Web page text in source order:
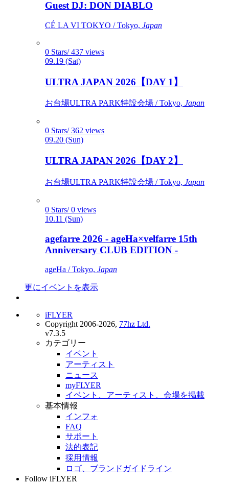
Guest DJ: DON DIABLO
CÉ LA VI TOKYO / Tokyo, Japan
0 Stars/ 437 views
09.19 (Sat)
ULTRA JAPAN 2026【DAY 1】
お台場ULTRA PARK特設会場 / Tokyo, Japan
0 Stars/ 362 views
09.20 (Sun)
ULTRA JAPAN 2026【DAY 2】
お台場ULTRA PARK特設会場 / Tokyo, Japan
0 Stars/ 0 views
10.11 (Sun)
agefarre 2026 - ageHa×velfarre 15th
Anniversary CLUB EDITION -
ageHa / Tokyo, Japan
更にイベントを表示
iFLYER
Copyright 2006-2026, 77hz Ltd.
v7.3.5
カテゴリー
イベント
アーティスト
ニュース
myFLYER
イベント、アーティスト、会場を掲載
基本情報
インフォ
FAQ
サポート
法的表記
採用情報
ロゴ、ブランドガイドライン
Follow iFLYER